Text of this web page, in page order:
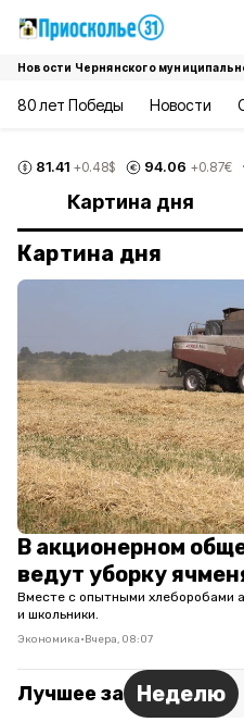
Новости Чернянского
80 лет Победы Новости
81.41 +0.48$ 94.06 +0.87€
Картина дня
Картина дня
В акционерном
ведут уборку
Вместе с опытными хлеборобами
и школьники.
Экономика•Вчера, 08:07
Лучшее за Неделю